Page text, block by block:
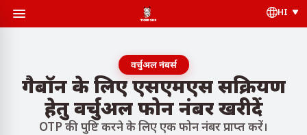
HI
वर्चुअल नंबर्स
गैबॉन के लिए एसएमएस सक्रियण
हेतु वर्चुअल फोन नंबर खरीदें
OTP की पुष्टि करने के लिए एक फोन नंबर प्राप्त करें।